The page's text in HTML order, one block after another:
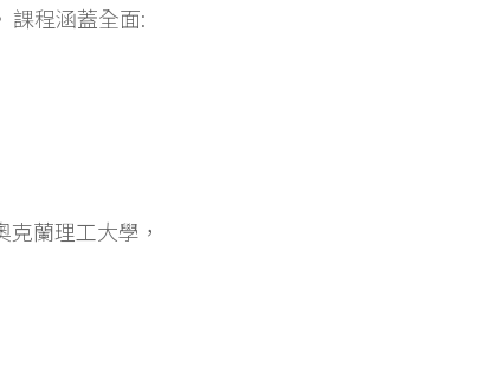
課程涵蓋全面:
蘭理工大學，